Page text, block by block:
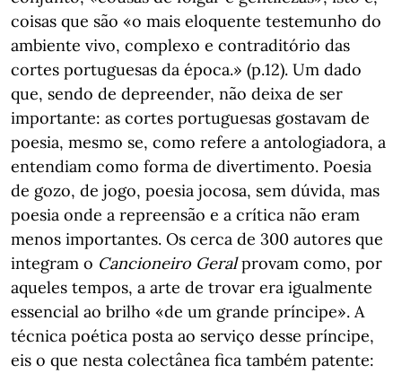
coisas que são «o mais eloquente testemunho do
ambiente vivo, complexo e contraditório das
cortes portuguesas da época.» (p.12). Um dado
que, sendo de depreender, não deixa de ser
importante: as cortes portuguesas gostavam de
poesia, mesmo se, como refere a antologiadora, a
entendiam como forma de divertimento. Poesia
de gozo, de jogo, poesia jocosa, sem dúvida, mas
poesia onde a repreensão e a crítica não eram
menos importantes. Os cerca de 300 autores que
integram o Cancioneiro Geralprovam como, por
aqueles tempos, a arte de trovar era igualmente
essencial ao brilho «de um grande príncipe». A
técnica poética posta ao serviço desse príncipe,
eis o que nesta colectânea fica também patente: